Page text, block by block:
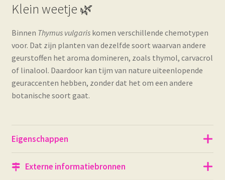
Klein weetje 🌿
Binnen Thymus vulgariskomen verschillende chemotypen
voor. Dat zijn planten van dezelfde soort waarvan andere
geurstoffen het aroma domineren, zoals thymol, carvacrol
of linalool. Daardoor kan tijm van nature uiteenlopende
geuraccenten hebben, zonder dat het om een andere
botanische soort gaat.
Eigenschappen
Externe informatiebronnen